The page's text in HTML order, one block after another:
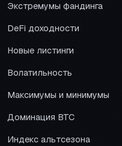
Экстремумы фандинга
DeFi доходности
Новые листинги
Волатильность
Максимумы и минимумы
Доминация BTC
Индекс альтсезона